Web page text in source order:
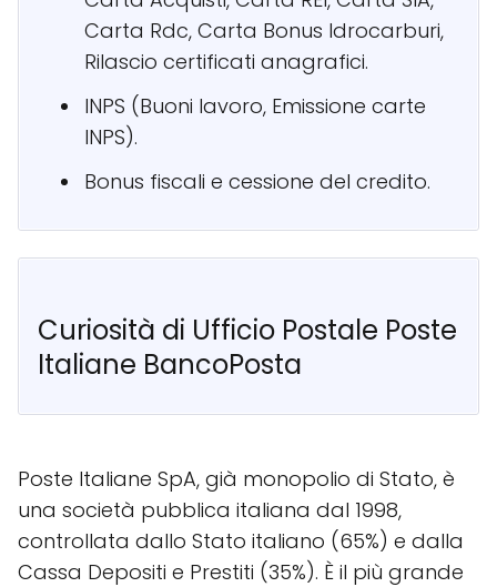
Carta Rdc, Carta Bonus Idrocarburi,
Rilascio certificati anagrafici.
INPS (Buoni lavoro, Emissione carte
INPS).
Bonus fiscali e cessione del credito.
Curiosità di Ufficio Postale Poste
Italiane BancoPosta
Poste Italiane SpA, già monopolio di Stato, è
una società pubblica italiana dal 1998,
controllata dallo Stato italiano (65%) e dalla
Cassa Depositi e Prestiti (35%). È il più grande